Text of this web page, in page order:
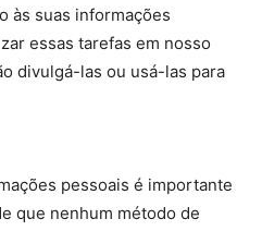
às suas informações
essas tarefas em nosso
divulgá-las ou usá-las para
pessoais é importante
que nenhum método de